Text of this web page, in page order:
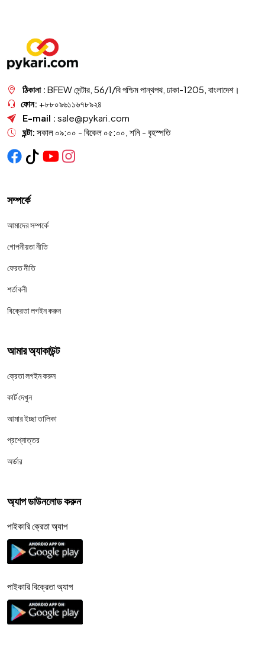
ঠিকানা : BFEW সেন্টার, 56/1/বি পশ্চিম পান্থপথ, ঢাকা-1205, বাংলাদেশ।
ফোন: +৮৮০৯৬১১৬৭৮৯২৪
E-mail : sale@pykari.com
ঘন্টা: সকাল ০৯:০০ - বিকেল ০৫:০০, শনি - বৃহস্পতি
সম্পর্কে
আমাদের সম্পর্কে
গোপনীয়তা নীতি
ফেরত নীতি
শর্তাবলী
বিক্রেতা লগইন করুন
আমার অ্যাকাউন্ট
ক্রেতা লগইন করুন
কার্ট দেখুন
আমার ইচ্ছা তালিকা
প্রশ্নোত্তর
অর্ডার
অ্যাপ ডাউনলোড করুন
পাইকারি ক্রেতা অ্যাপ
পাইকারি বিক্রেতা অ্যাপ